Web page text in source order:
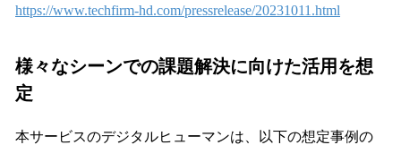
https://www.techfirm-hd.com/pressrelease/20231011.html
様々なシーンでの課題解決に向けた活用を想
定
本サービスのデジタルヒューマンは、以下の想定事例の